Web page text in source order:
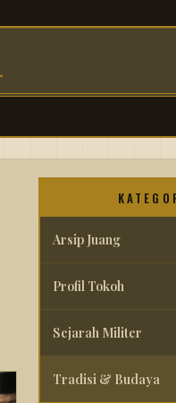
Arsip Juang
Profil Tokoh
Sejarah Militer
Tradisi & Budaya